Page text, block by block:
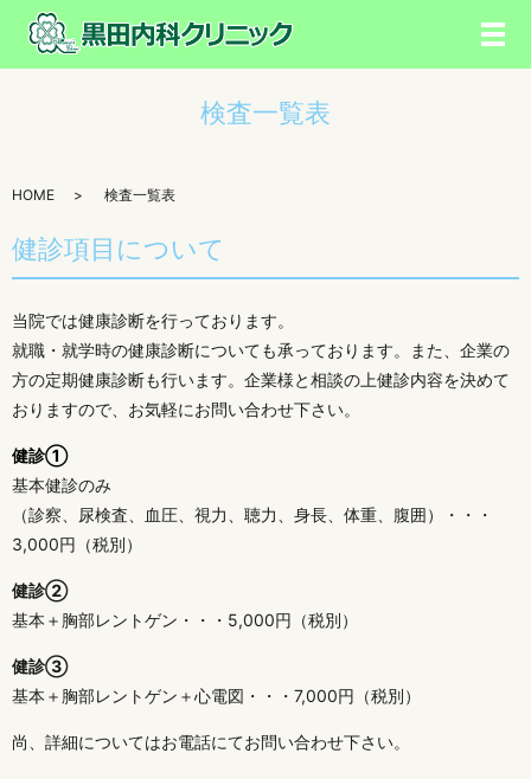
メ
検査一覧表
HOME 検査一覧表
健診項目について
当院では健康診断を行っております。
就職・就学時の健康診断についても承っております。また、企業の
方の定期健康診断も行います。企業様と相談の上健診内容を決めて
おりますので、お気軽にお問い合わせ下さい。
健診①
基本健診のみ
（診察、尿検査、血圧、視力、聴力、身長、体重、腹囲）・・・
3,000円（税別）
健診②
基本＋胸部レントゲン・・・5,000円（税別）
健診③
基本＋胸部レントゲン＋心電図・・・7,000円（税別）
尚、詳細についてはお電話にてお問い合わせ下さい。